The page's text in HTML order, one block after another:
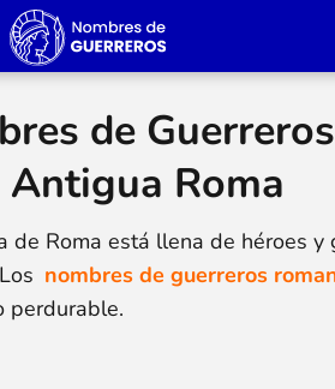
de
Antigua Roma
de Roma está llena de héroes
nombres de guerreros
perdurable.